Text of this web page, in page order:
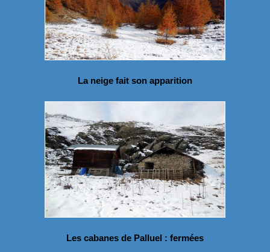
La neige fait son apparition
Les cabanes de Palluel : fermées